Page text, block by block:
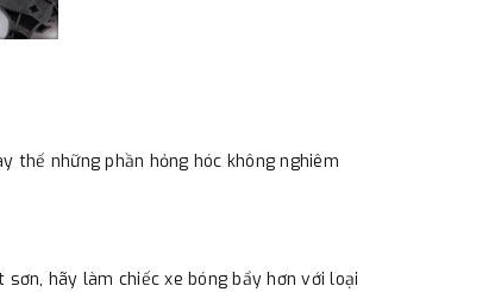
thế những phần hỏng hóc không nghiêm
hãy làm chiếc xe bóng bẩy hơn với loại